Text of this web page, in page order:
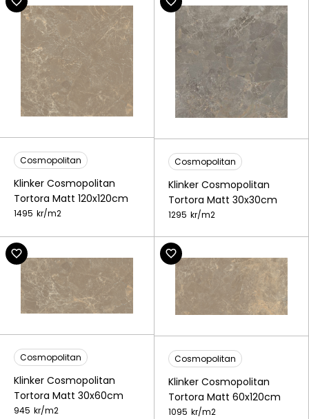
Cosmopolitan
Klinker Cosmopolitan
Tortora Matt 120x120cm
1495 kr/m2
Cosmopolitan
Klinker Cosmopolitan
Tortora Matt 30x30cm
1295 kr/m2
Cosmopolitan
Klinker Cosmopolitan
Tortora Matt 30x60cm
945 kr/m2
Cosmopolitan
Klinker Cosmopolitan
Tortora Matt 60x120cm
1095 kr/m2